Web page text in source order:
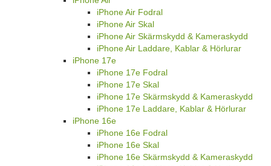
iPhone Air Fodral
iPhone Air Skal
iPhone Air Skärmskydd & Kameraskydd
iPhone Air Laddare, Kablar & Hörlurar
iPhone 17e
iPhone 17e Fodral
iPhone 17e Skal
iPhone 17e Skärmskydd & Kameraskydd
iPhone 17e Laddare, Kablar & Hörlurar
iPhone 16e
iPhone 16e Fodral
iPhone 16e Skal
iPhone 16e Skärmskydd & Kameraskydd